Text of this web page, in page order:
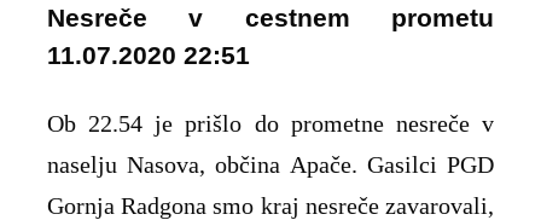
Nesreče v cestnem prometu
11.07.2020 22:51
Ob 22.54 je prišlo do prometne nesreče v
naselju Nasova, občina Apače. Gasilci PGD
Gornja Radgona smo kraj nesreče zavarovali,